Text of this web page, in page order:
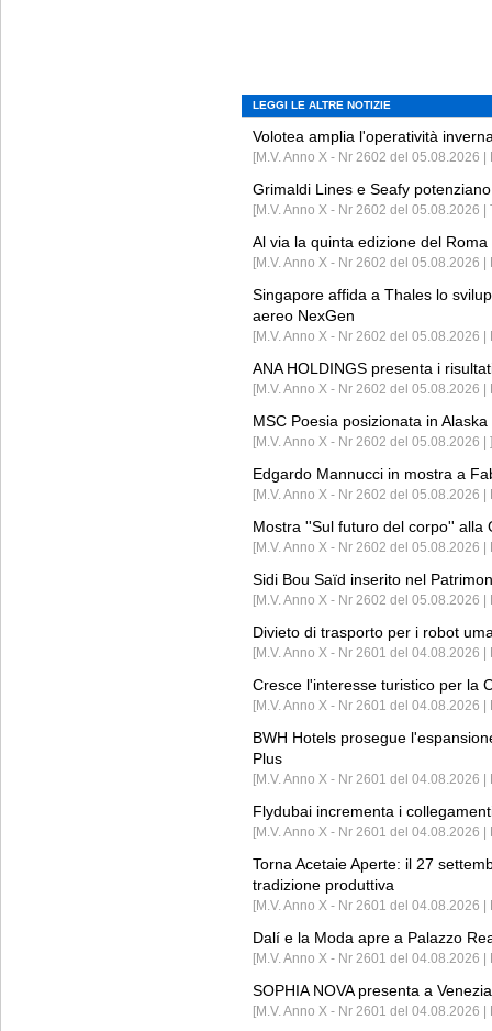
LEGGI LE ALTRE NOTIZIE
Volotea amplia l'operatività
[M.V. Anno X - Nr 2602 del 05.08.2026 |
Grimaldi Lines e Seafy
[M.V. Anno X - Nr 2602 del 05.08.2026 |
Al via la quinta edizione del
[M.V. Anno X - Nr 2602 del 05.08.2026 |
Singapore affida a Thales lo
aereo NexGen
[M.V. Anno X - Nr 2602 del 05.08.2026
ANA HOLDINGS presenta i
[M.V. Anno X - Nr 2602 del 05.08.2026
MSC Poesia posizionata in
[M.V. Anno X - Nr 2602 del 05.08.2026 | ]
Edgardo Mannucci in mostra a
[M.V. Anno X - Nr 2602 del 05.08.2026 |
Mostra ''Sul futuro del corpo'' alla
[M.V. Anno X - Nr 2602 del 05.08.2026
Sidi Bou Saïd inserito nel
[M.V. Anno X - Nr 2602 del 05.08.2026
Divieto di trasporto per i robot
[M.V. Anno X - Nr 2601 del 04.08.2026
Cresce l'interesse turistico per la
[M.V. Anno X - Nr 2601 del 04.08.2026 |
BWH Hotels prosegue
Plus
[M.V. Anno X - Nr 2601 del 04.08.2026 |
Flydubai incrementa i
[M.V. Anno X - Nr 2601 del 04.08.2026 |
Torna Acetaie Aperte: il 27
tradizione produttiva
[M.V. Anno X - Nr 2601 del 04.08.2026 |
Dalí e la Moda apre a Palazzo
[M.V. Anno X - Nr 2601 del 04.08.2026 |
SOPHIA NOVA presenta a
[M.V. Anno X - Nr 2601 del 04.08.2026